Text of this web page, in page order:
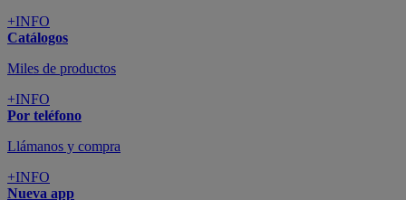
+INFO
Catálogos
Miles de productos
+INFO
Por teléfono
Llámanos y compra
+INFO
Nueva app